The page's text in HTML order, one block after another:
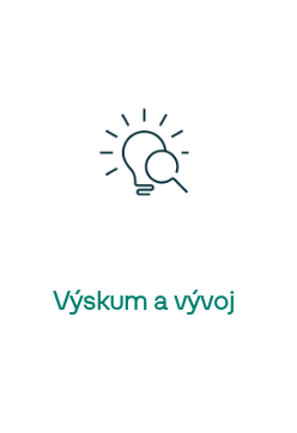
Výskum a vývoj